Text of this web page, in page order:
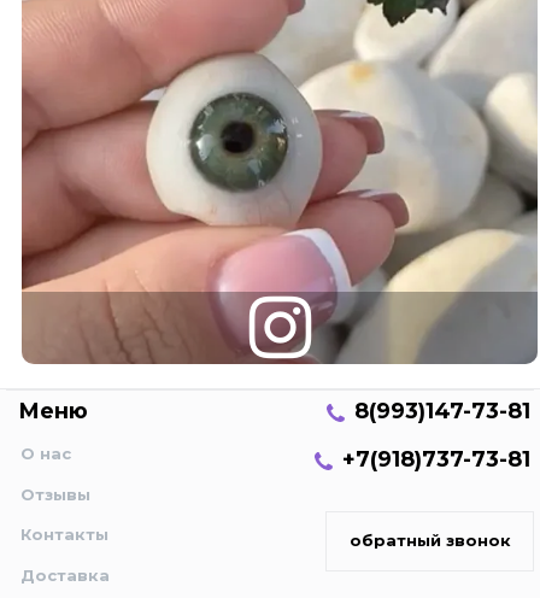
Меню
О нас
Отзывы
Контакты
Доставка
8(993)147-73-81
+7(918)737-73-81
обратный звонок